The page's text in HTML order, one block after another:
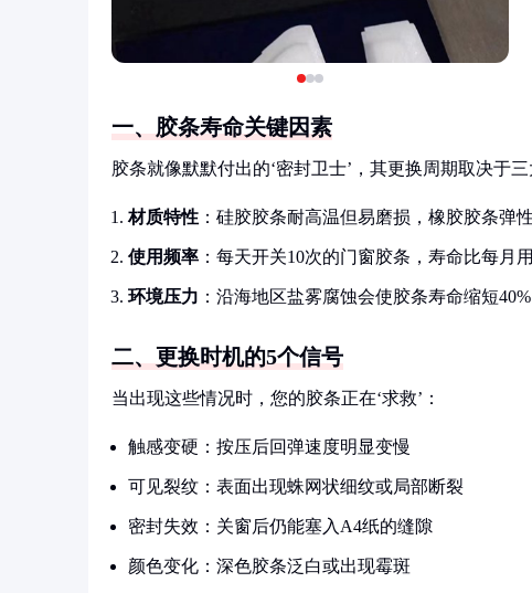
一、胶条寿命关键因素
胶条就像默默付出的‘密封卫士’，其更换周期取决于三
材质特性 ：硅胶胶条耐高温但易磨损，橡胶胶条弹
使用频率 ：每天开关10次的门窗胶条，寿命比每月
环境压力 ：沿海地区盐雾腐蚀会使胶条寿命缩短
二、更换时机的5个信号
当出现这些情况时，您的胶条正在‘求救’：
触感变硬：按压后回弹速度明显变慢
可见裂纹：表面出现蛛网状细纹或局部断裂
密封失效：关窗后仍能塞入A4纸的缝隙
颜色变化：深色胶条泛白或出现霉斑